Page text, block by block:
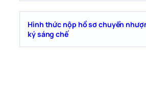
Hình thức nộp hồ sơ chuyển
ký sáng chế